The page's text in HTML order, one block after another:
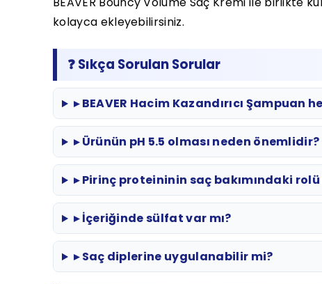
kolayca ekleyebilirsiniz.
❓ Sıkça Sorulan Sorular
▸ BEAVER Hacim Kazandırıcı Şampuan
▸ Ürünün pH 5.5 olması neden önemlidir?
▸ Pirinç proteininin saç bakımındaki
▸ İçeriğinde sülfat var mı?
▸ Saç diplerine uygulanabilir mi?